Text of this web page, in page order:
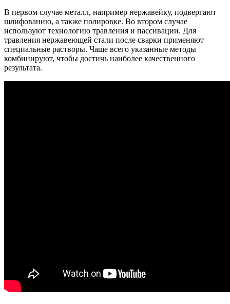
В первом случае металл, например нержавейку, подвергают
шлифованию, а также полировке. Во втором случае
используют технологию травления и пассивации. Для
травления нержавеющей стали после сварки применяют
специальные растворы. Чаще всего указанные методы
комбинируют, чтобы достичь наиболее качественного
результата.